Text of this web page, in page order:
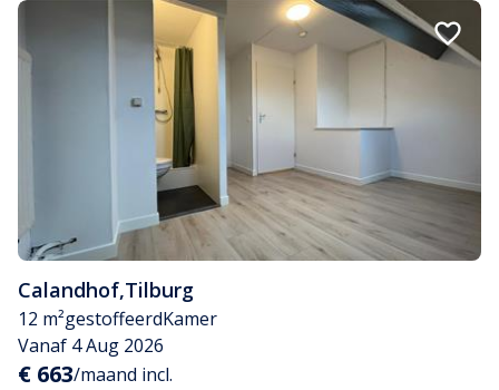
Calandhof,Tilburg
12 m²gestoffeerdKamer
Vanaf 4 Aug 2026
€ 663/maand incl.